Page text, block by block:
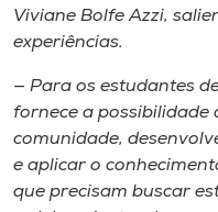
Viviane Bolfe Azzi,
experiências.
— Para os estudantes
fornece a possibilidade
comunidade,
e aplicar o
que precisam buscar